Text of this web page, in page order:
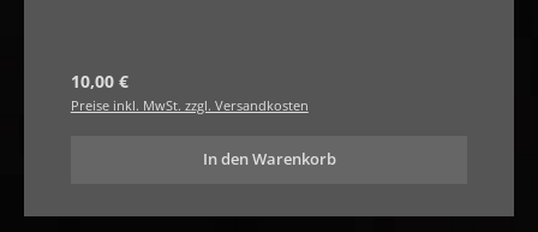
Regulärer Preis:
10,00 €
Preise inkl. MwSt. zzgl. Versandkosten
In den Warenkorb